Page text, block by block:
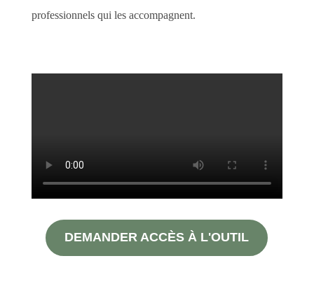
professionnels qui les accompagnent.
DEMANDER ACCÈS À L'OUTIL